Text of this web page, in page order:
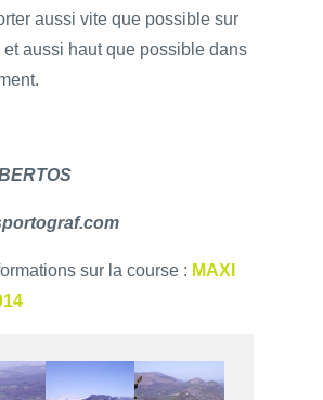
aussi vite que possible sur
et aussi haut que possible dans
sur la course : MAXI